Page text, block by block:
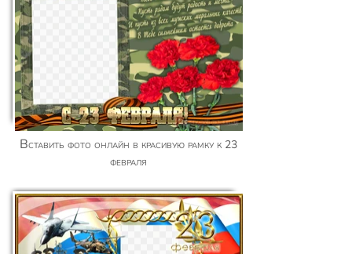
Вставить фото онлайн в красивую рамку к 23
февраля